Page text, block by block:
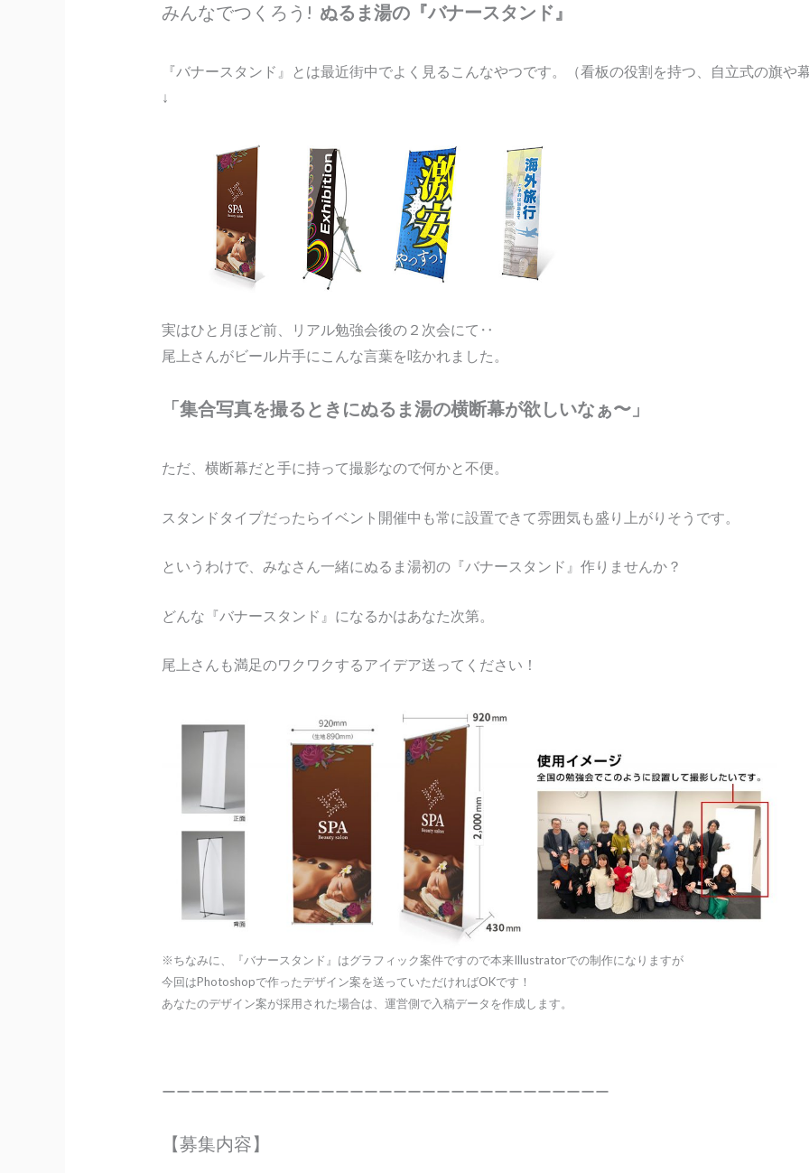
みんなでつくろう! ぬるま湯の『バナースタンド』
『バナースタンド』とは最近街中でよく見るこんなやつです。（看板の役割を持つ、自立式の旗や
↓
実はひと月ほど前、リアル勉強会後の２次会にて‥
尾上さんがビール片手にこんな言葉を呟かれました。
「集合写真を撮るときにぬるま湯の横断幕が欲しいなぁ〜」
ただ、横断幕だと手に持って撮影なので何かと不便。
スタンドタイプだったらイベント開催中も常に設置できて雰囲気も盛り上がりそうです。
というわけで、みなさん一緒にぬるま湯初の『バナースタンド』作りませんか？
どんな『バナースタンド』になるかはあなた次第。
尾上さんも満足のワクワクするアイデア送ってください！
※ちなみに、『バナースタンド』はグラフィック案件ですので本来Illustratorでの制作になりますが
今回はPhotoshopで作ったデザイン案を送っていただければOKです！
あなたのデザイン案が採用された場合は、運営側で入稿データを作成します。
ーーーーーーーーーーーーーーーーーーーーーーーーーーーーーーー
【募集内容】